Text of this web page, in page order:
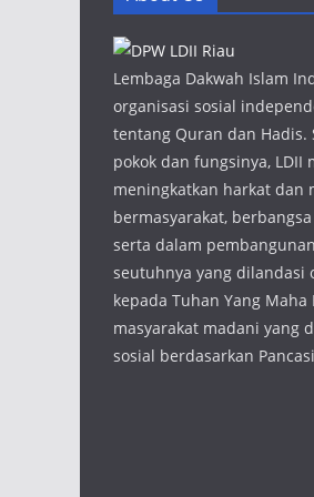
Lembaga Dakwah Islam
organisasi sosial
tentang Quran dan Hadis.
pokok dan fungsinya,
meningkatkan harkat dan
bermasyarakat,
serta dalam
seutuhnya yang dilandasi
kepada Tuhan Yang
masyarakat madani yang
sosial berdasarkan